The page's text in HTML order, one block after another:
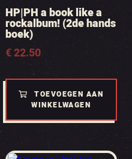
HP|PH a book like a
rockalbum! (2de hands
boek)
€22.50
TOEVOEGEN AAN
WINKELWAGEN